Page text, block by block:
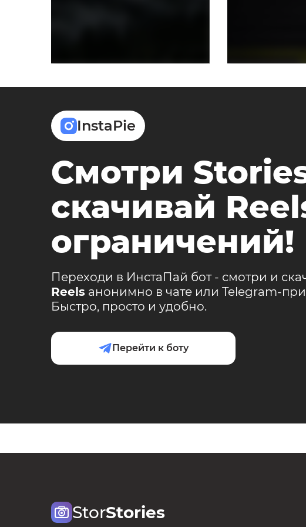
InstaPie
Смотри
скачивай
ограничений!
Переходи в ИнстаПай бот - смотри и
Reels анонимно в чате или Telegram-
Быстро, просто и удобно.
Перейти к боту
StorStories